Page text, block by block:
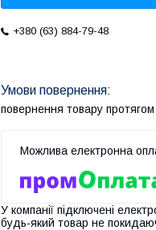
+380 (63) 884-79-48
повернення товару протягом
У компанії підключені
будь-який товар не